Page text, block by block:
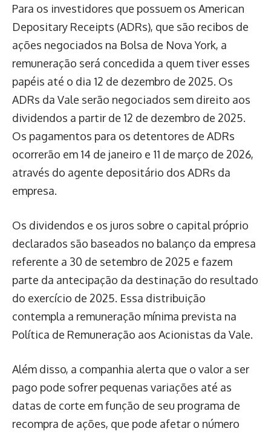
Para os investidores que possuem os American
Depositary Receipts (ADRs), que são recibos de
ações negociados na Bolsa de Nova York, a
remuneração será concedida a quem tiver esses
papéis até o dia 12 de dezembro de 2025. Os
ADRs da Vale serão negociados sem direito aos
dividendos a partir de 12 de dezembro de 2025.
Os pagamentos para os detentores de ADRs
ocorrerão em 14 de janeiro e 11 de março de 2026,
através do agente depositário dos ADRs da
empresa.
Os dividendos e os juros sobre o capital próprio
declarados são baseados no balanço da empresa
referente a 30 de setembro de 2025 e fazem
parte da antecipação da destinação do resultado
do exercício de 2025. Essa distribuição
contempla a remuneração mínima prevista na
Política de Remuneração aos Acionistas da Vale.
Além disso, a companhia alerta que o valor a ser
pago pode sofrer pequenas variações até as
datas de corte em função de seu programa de
recompra de ações, que pode afetar o número